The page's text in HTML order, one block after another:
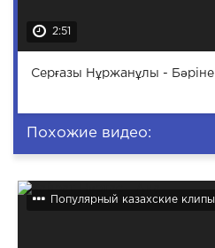
2:51
Серғазы Нұржанұлы - Бәріне
Похожие видео:
Популярный казахские клипы